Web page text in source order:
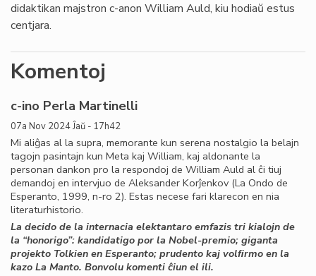
didaktikan majstron c-anon William Auld, kiu hodiaŭ estus
centjara.
Komentoj
c-ino Perla Martinelli
07a Nov 2024 Ĵaŭ - 17h42
Mi aliĝas al la supra, memorante kun serena nostalgio la belajn
tagojn pasintajn kun Meta kaj William, kaj aldonante la
personan dankon pro la respondoj de William Auld al ĉi tiuj
demandoj en intervjuo de Aleksander Korĵenkov (La Ondo de
Esperanto, 1999, n-ro 2). Estas necese fari klarecon en nia
literaturhistorio.
La decido de la internacia elektantaro emfazis tri kialojn de
la “honorigo”: kandidatigo por la Nobel-premio; giganta
projekto Tolkien en Esperanto; prudento kaj volﬁrmo en la
kazo La Manto. Bonvolu komenti ĉiun el ili.